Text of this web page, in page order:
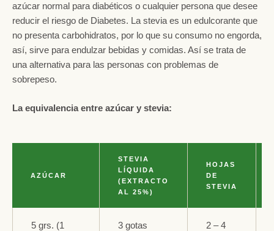
azúcar normal para diabéticos o cualquier persona que desee
reducir el riesgo de Diabetes. La stevia es un edulcorante que
no presenta carbohidratos, por lo que su consumo no engorda,
así, sirve para endulzar bebidas y comidas. Así se trata de
una alternativa para las personas con problemas de
sobrepeso.
La equivalencia entre azúcar y stevia:
AZÚCAR
STEVIA
LÍQUIDA
(EXTRACTO
AL 25%)
HOJAS
DE
STEVIA
5 grs. (1
3 gotas
2 – 4